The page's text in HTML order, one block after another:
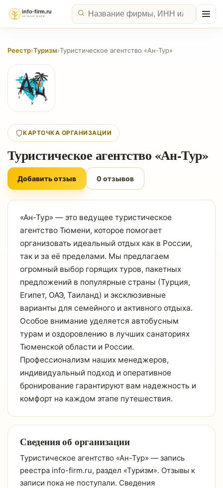
Реестр›Туризм›Туристическое агентство «Ан-Тур»
КАРТОЧКА ОРГАНИЗАЦИИ
Туристическое агентство «Ан-Тур»
Добавить отзыв 0 отзывов
«Ан-Тур» — это ведущее туристическое
агентство Тюмени, которое помогает
организовать идеальный отдых как в России,
так и за её пределами. Мы предлагаем
огромный выбор горящих туров, пакетных
предложений в популярные страны (Турция,
Египет, ОАЭ, Таиланд) и эксклюзивные
варианты для семейного и активного отдыха.
Особое внимание уделяется автобусным
турам и оздоровлению в лучших санаториях
Тюменской области и России.
Профессионализм наших менеджеров,
индивидуальный подход и оперативное
бронирование гарантируют вам надежность и
комфорт на каждом этапе путешествия.
Сведения об организации
Туристическое агентство «Ан-Тур» — запись
реестра info-firm.ru, раздел «Туризм». Отзывы к
записи пока не поступали. Сведения